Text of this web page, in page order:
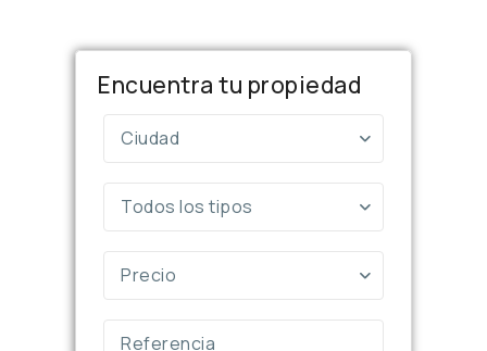
Encuentra tu propiedad
Ciudad
Todos los tipos
Precio